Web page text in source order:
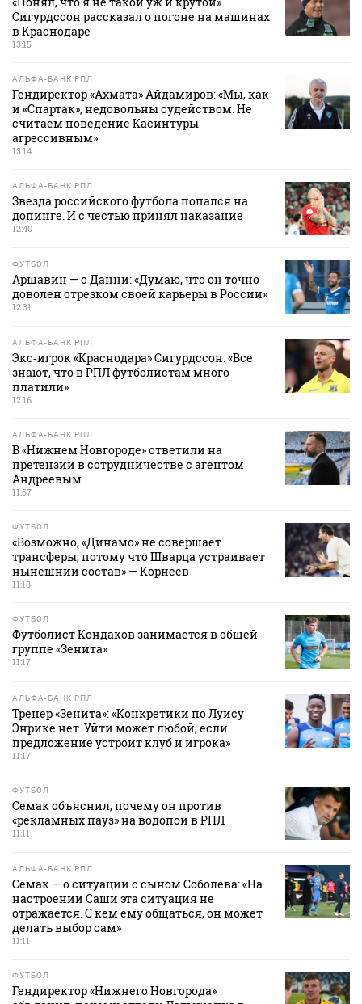
Сигурдссон рассказал о погоне на машинах
в Краснодаре
13:15
АЛЬФА-БАНК РПЛ
Гендиректор «Ахмата» Айдамиров: «Мы, как
и «Спартак», недовольны судейством. Не
считаем поведение Касинтуры
агрессивным»
13:14
АЛЬФА-БАНК РПЛ
Звезда российского футбола попался на
допинге. И с честью принял наказание
12:40
ФУТБОЛ
Аршавин — о Данни: «Думаю, что он точно
доволен отрезком своей карьеры в России»
12:31
АЛЬФА-БАНК РПЛ
Экс‑игрок «Краснодара» Сигурдссон: «Все
знают, что в РПЛ футболистам много
платили»
12:16
АЛЬФА-БАНК РПЛ
В «Нижнем Новгороде» ответили на
претензии в сотрудничестве с агентом
Андреевым
11:57
ФУТБОЛ
«Возможно, «Динамо» не совершает
трансферы, потому что Шварца устраивает
нынешний состав» — Корнеев
11:18
ФУТБОЛ
Футболист Кондаков занимается в общей
группе «Зенита»
11:17
АЛЬФА-БАНК РПЛ
Тренер «Зенита»: «Конкретики по Луису
Энрике нет. Уйти может любой, если
предложение устроит клуб и игрока»
11:17
ФУТБОЛ
Семак объяснил, почему он против
«рекламных пауз» на водопой в РПЛ
11:11
АЛЬФА-БАНК РПЛ
Семак — о ситуации с сыном Соболева: «На
настроении Саши эта ситуация не
отражается. С кем ему общаться, он может
делать выбор сам»
11:11
ФУТБОЛ
Гендиректор «Нижнего Новгорода»